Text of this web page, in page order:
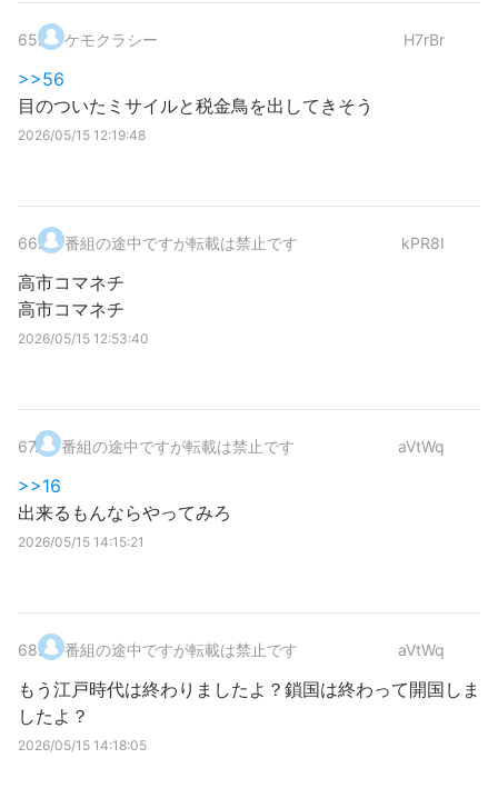
65. ケモクラシー H7rBr
>>56
目のついたミサイルと税金鳥を出してきそう
2026/05/15 12:19:48
66. 番組の途中ですが転載は禁止です kPR8I
高市コマネチ
高市コマネチ
2026/05/15 12:53:40
67. 番組の途中ですが転載は禁止です aVtWq
>>16
出来るもんならやってみろ
2026/05/15 14:15:21
68. 番組の途中ですが転載は禁止です aVtWq
もう江戸時代は終わりましたよ？鎖国は終わって開国しま
したよ？
2026/05/15 14:18:05